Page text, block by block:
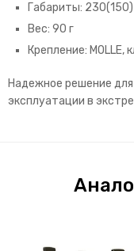
Габариты:
Вес: 90 г
Крепление: MOLLE,
Надежное решение
эксплуатации в